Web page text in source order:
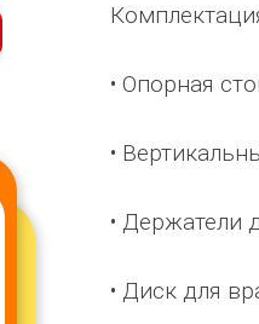
В целях устойчивого водоснабжения,
ремонтные работы на водозаборе:
• Опорная
•
• Держатели
• Диск для